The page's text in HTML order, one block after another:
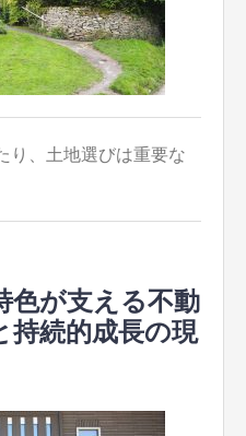
り、土地選びは重要な
色が支える不動
持続的成長の現